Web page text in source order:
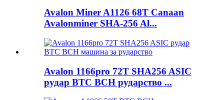
Avalon Miner A1126 68T Canaan
Avalonminer SHA-256 Al...
Avalon 1166pro 72T SHA256 ASIC
рудар BTC BCH рударство ...